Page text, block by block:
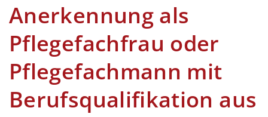
Anerkennung als
Pflegefachfrau oder
Pflegefachmann mit
Berufsqualifikation aus